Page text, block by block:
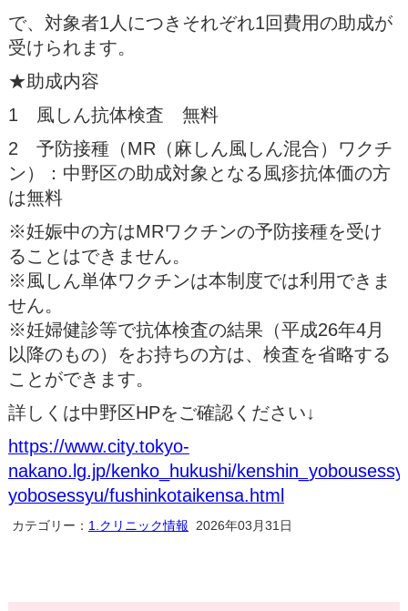
で、対象者1人につきそれぞれ1回費用の助成が
受けられます。
★助成内容
1 風しん抗体検査 無料
2 予防接種（MR（麻しん風しん混合）ワクチ
ン）：中野区の助成対象となる風疹抗体価の方
は無料
※妊娠中の方はMRワクチンの予防接種を受け
ることはできません。
※風しん単体ワクチンは本制度では利用できま
せん。
※妊婦健診等で抗体検査の結果（平成26年4月
以降のもの）をお持ちの方は、検査を省略する
ことができます。
詳しくは中野区HPをご確認ください↓
https://www.city.tokyo-
nakano.lg.jp/kenko_hukushi/
yobosessyu/fushinkotaikensa.html
カテゴリー： 1.クリニック情報 2026年03月31日